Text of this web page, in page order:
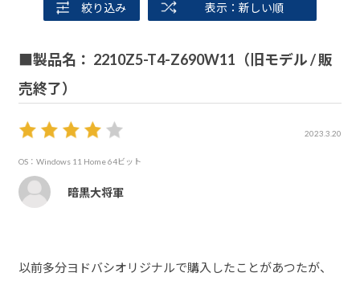
絞り込み 表示：新しい順
■製品名： 2210Z5-T4-Z690W11（旧モデル / 販
売終了）
2023.3.20
OS：Windows 11 Home 64ビット
暗黒大将軍
以前多分ヨドバシオリジナルで購入したことがあつたが、